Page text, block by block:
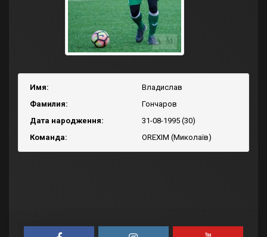
Имя:
Владислав
Фамилия:
Гончаров
Дата народження:
31-08-1995 (30)
Команда:
OREXIM (Миколаїв)